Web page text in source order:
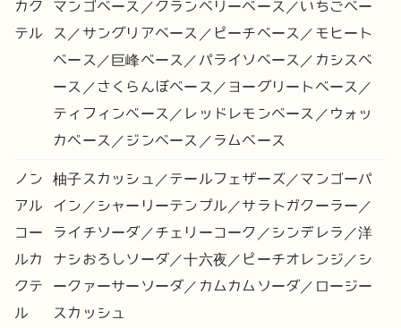
カク
テル
マンゴベース／クランベリーベース／いちごベー
ス／サングリアベース／ピーチベース／モヒート
ベース／巨峰ベース／パライソベース／カシスベ
ース／さくらんぼベース／ヨーグリートベース／
ティフィンベース／レッドレモンベース／ウォッ
カベース／ジンベース／ラムベース
ノン
アル
コー
ルカ
クテ
ル
柚子スカッシュ／テールフェザーズ／マンゴーパ
イン／シャーリーテンプル／サラトガクーラー／
ライチソーダ／チェリーコーク／シンデレラ／洋
ナシおろしソーダ／十六夜／ピーチオレンジ／シ
ークァーサーソーダ／カムカムソーダ／ロージー
スカッシュ